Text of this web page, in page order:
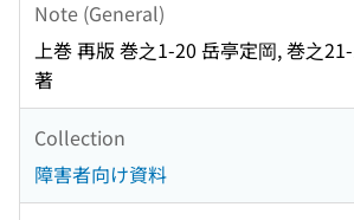
Note (General)
上巻 再版 巻之1-20 岳亭定岡, 巻之
著
Collection
障害者向け資料